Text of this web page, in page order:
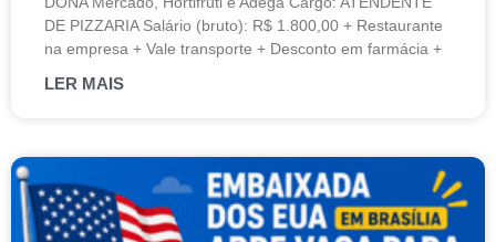
DE PIZZARIA Salário (bruto): R$ 1.800,00 + Restaurante
na empresa + Vale transporte + Desconto em farmácia +
LER MAIS